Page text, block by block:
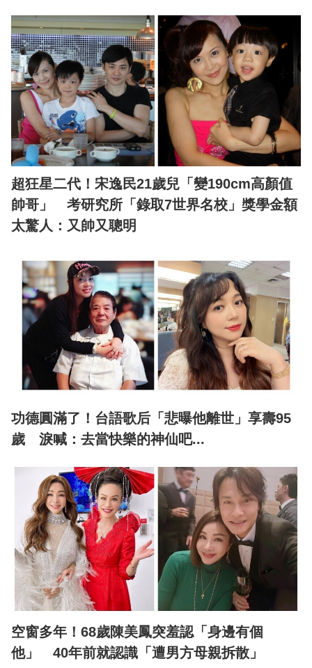
超狂星二代！宋逸民21歲兒「變190cm高顏值
帥哥」 考研究所「錄取7世界名校」獎學金額
太驚人：又帥又聰明
功德圓滿了！台語歌后「悲曝他離世」享壽95
歲 淚喊：去當快樂的神仙吧...
空窗多年！68歲陳美鳳突羞認「身邊有個
他」 40年前就認識「遭男方母親拆散」